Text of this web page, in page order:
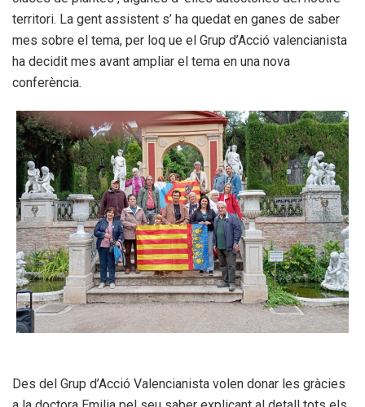
territori. La gent assistent s’ ha quedat en ganes de saber
mes sobre el tema, per loq ue el Grup d’Acció valencianista
ha decidit mes avant ampliar el tema en una nova
conferència.
Des del Grup d’Acció Valencianista volen donar les gràcies